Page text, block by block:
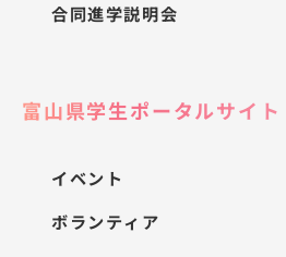
合同進学説明会
富山県学生ポータルサイト
イベント
ボランティア